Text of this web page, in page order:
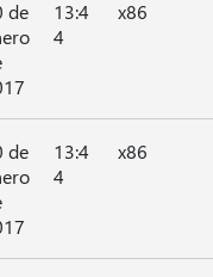
de
13:4
4
x86
de
13:4
4
x86